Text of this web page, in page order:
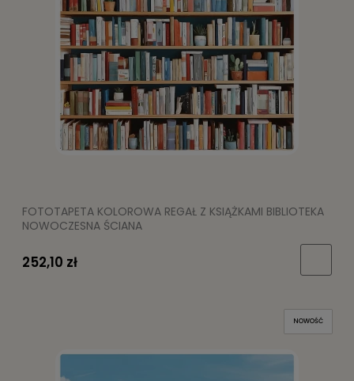
FOTOTAPETA KOLOROWA REGAŁ Z KSIĄŻKAMI BIBLIOTEKA
NOWOCZESNA ŚCIANA
252,10 zł
NOWOŚĆ